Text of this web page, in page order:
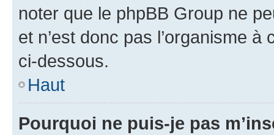
noter que le phpBB Group ne
et n’est donc pas l’organisme
ci-dessous.
Haut
Pourquoi ne puis-je pas